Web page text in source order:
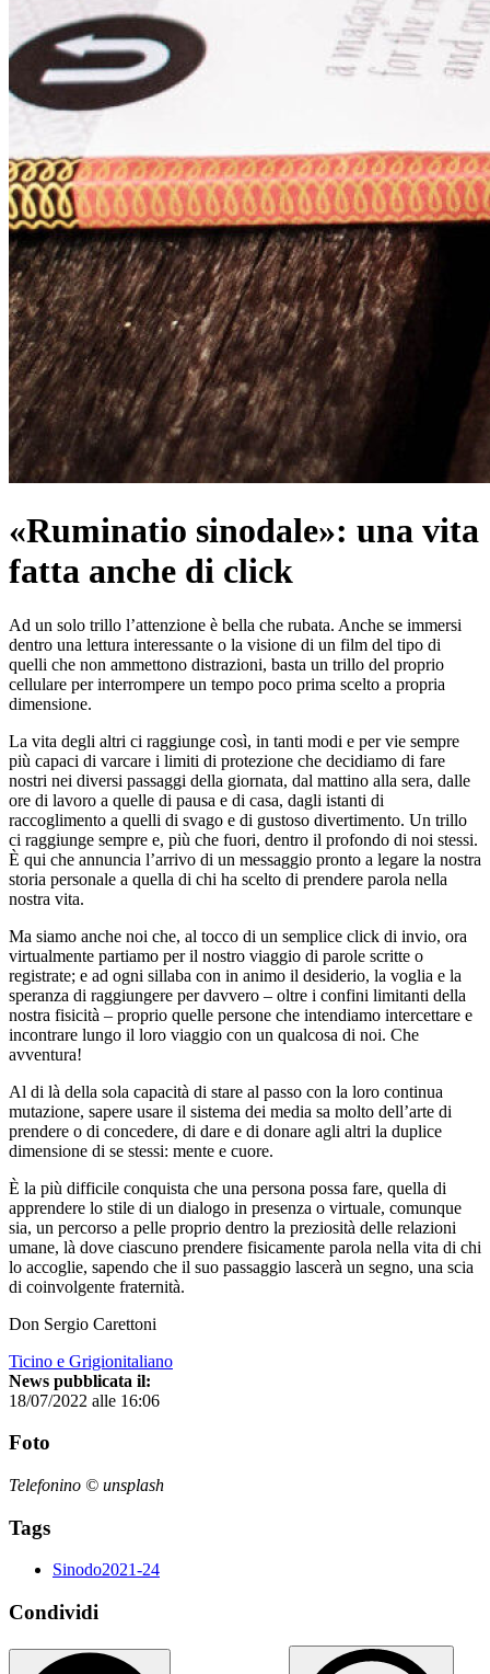
«Ruminatio sinodale»: una vita
fatta anche di click
Ad un solo trillo l’attenzione è bella che rubata. Anche se immersi
dentro una lettura interessante o la visione di un film del tipo di
quelli che non ammettono distrazioni, basta un trillo del proprio
cellulare per interrompere un tempo poco prima scelto a propria
dimensione.
La vita degli altri ci raggiunge così, in tanti modi e per vie sempre
più capaci di varcare i limiti di protezione che decidiamo di fare
nostri nei diversi passaggi della giornata, dal mattino alla sera, dalle
ore di lavoro a quelle di pausa e di casa, dagli istanti di
raccoglimento a quelli di svago e di gustoso divertimento. Un trillo
ci raggiunge sempre e, più che fuori, dentro il profondo di noi stessi.
È qui che annuncia l’arrivo di un messaggio pronto a legare la nostra
storia personale a quella di chi ha scelto di prendere parola nella
nostra vita.
Ma siamo anche noi che, al tocco di un semplice click di invio, ora
virtualmente partiamo per il nostro viaggio di parole scritte o
registrate; e ad ogni sillaba con in animo il desiderio, la voglia e la
speranza di raggiungere per davvero – oltre i confini limitanti della
nostra fisicità – proprio quelle persone che intendiamo intercettare e
incontrare lungo il loro viaggio con un qualcosa di noi. Che
avventura!
Al di là della sola capacità di stare al passo con la loro continua
mutazione, sapere usare il sistema dei media sa molto dell’arte di
prendere o di concedere, di dare e di donare agli altri la duplice
dimensione di se stessi: mente e cuore.
È la più difficile conquista che una persona possa fare, quella di
apprendere lo stile di un dialogo in presenza o virtuale, comunque
sia, un percorso a pelle proprio dentro la preziosità delle relazioni
umane, là dove ciascuno prendere fisicamente parola nella vita di chi
lo accoglie, sapendo che il suo passaggio lascerà un segno, una scia
di coinvolgente fraternità.
Don Sergio Carettoni
Ticino e Grigionitaliano
News pubblicata il:
18/07/2022 alle 16:06
Foto
Telefonino © unsplash
Tags
Sinodo2021-24
Condividi